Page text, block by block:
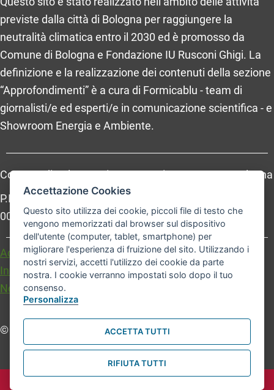
previste dalla città di Bologna per raggiungere la
neutralità climatica entro il 2030 ed è promosso da
Comune di Bologna e Fondazione IU Rusconi Ghigi. La
definizione e la realizzazione dei contenuti della sezione
“Approfondimenti” è a cura di Formicablu - team di
giornalisti/e ed esperti/e in comunicazione scientifica - e
Showroom Energia e Ambiente.
Comune di Bologna, Piazza Maggiore, 6 - 40124 Bologna
P.Iva: 01232710374 - Cod. IBAN: IT 88 R 02008 02435
000020067156
Accessibilità
Carta dei valori
Informativa sul trattamento dei dati personali
Note legali
© Comune di Bologna. Tutti i diritti riservati.
Accettazione Cookies
Questo sito utilizza dei cookie, piccoli file di testo che
vengono memorizzati dal browser sul dispositivo
dell'utente (computer, tablet, smartphone) per
migliorare l'esperienza di fruizione del sito. Utilizzando i
nostri servizi, accetti l'utilizzo dei cookie da parte
nostra. I cookie verranno impostati solo dopo il tuo
consenso.
Personalizza
ACCETTA TUTTI
RIFIUTA TUTTI